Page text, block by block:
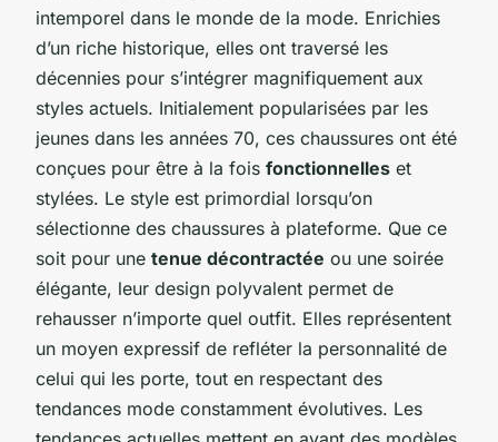
intemporel dans le monde de la mode. Enrichies
d’un riche historique, elles ont traversé les
décennies pour s’intégrer magnifiquement aux
styles actuels. Initialement popularisées par les
jeunes dans les années 70, ces chaussures ont été
conçues pour être à la fois fonctionnelles et
stylées. Le style est primordial lorsqu’on
sélectionne des chaussures à plateforme. Que ce
soit pour une tenue décontractée ou une soirée
élégante, leur design polyvalent permet de
rehausser n’importe quel outfit. Elles représentent
un moyen expressif de refléter la personnalité de
celui qui les porte, tout en respectant des
tendances mode constamment évolutives. Les